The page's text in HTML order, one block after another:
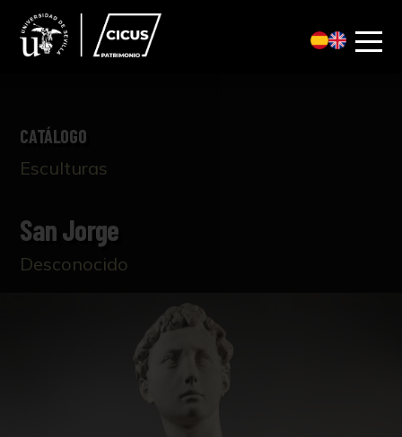
CATÁLOGO
Esculturas
San Jorge
Desconocido